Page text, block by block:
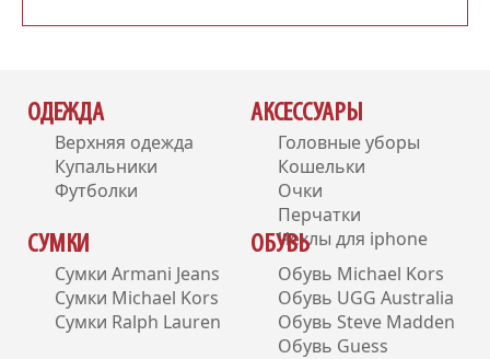
ОДЕЖДА
Верхняя одежда
Купальники
Футболки
АКСЕССУАРЫ
Головные уборы
Кошельки
Очки
Перчатки
Чехлы для iphone
СУМКИ
Сумки Armani Jeans
Сумки Michael Kors
Сумки Ralph Lauren
ОБУВЬ
Обувь Michael Kors
Обувь UGG Australia
Обувь Steve Madden
Обувь Guess